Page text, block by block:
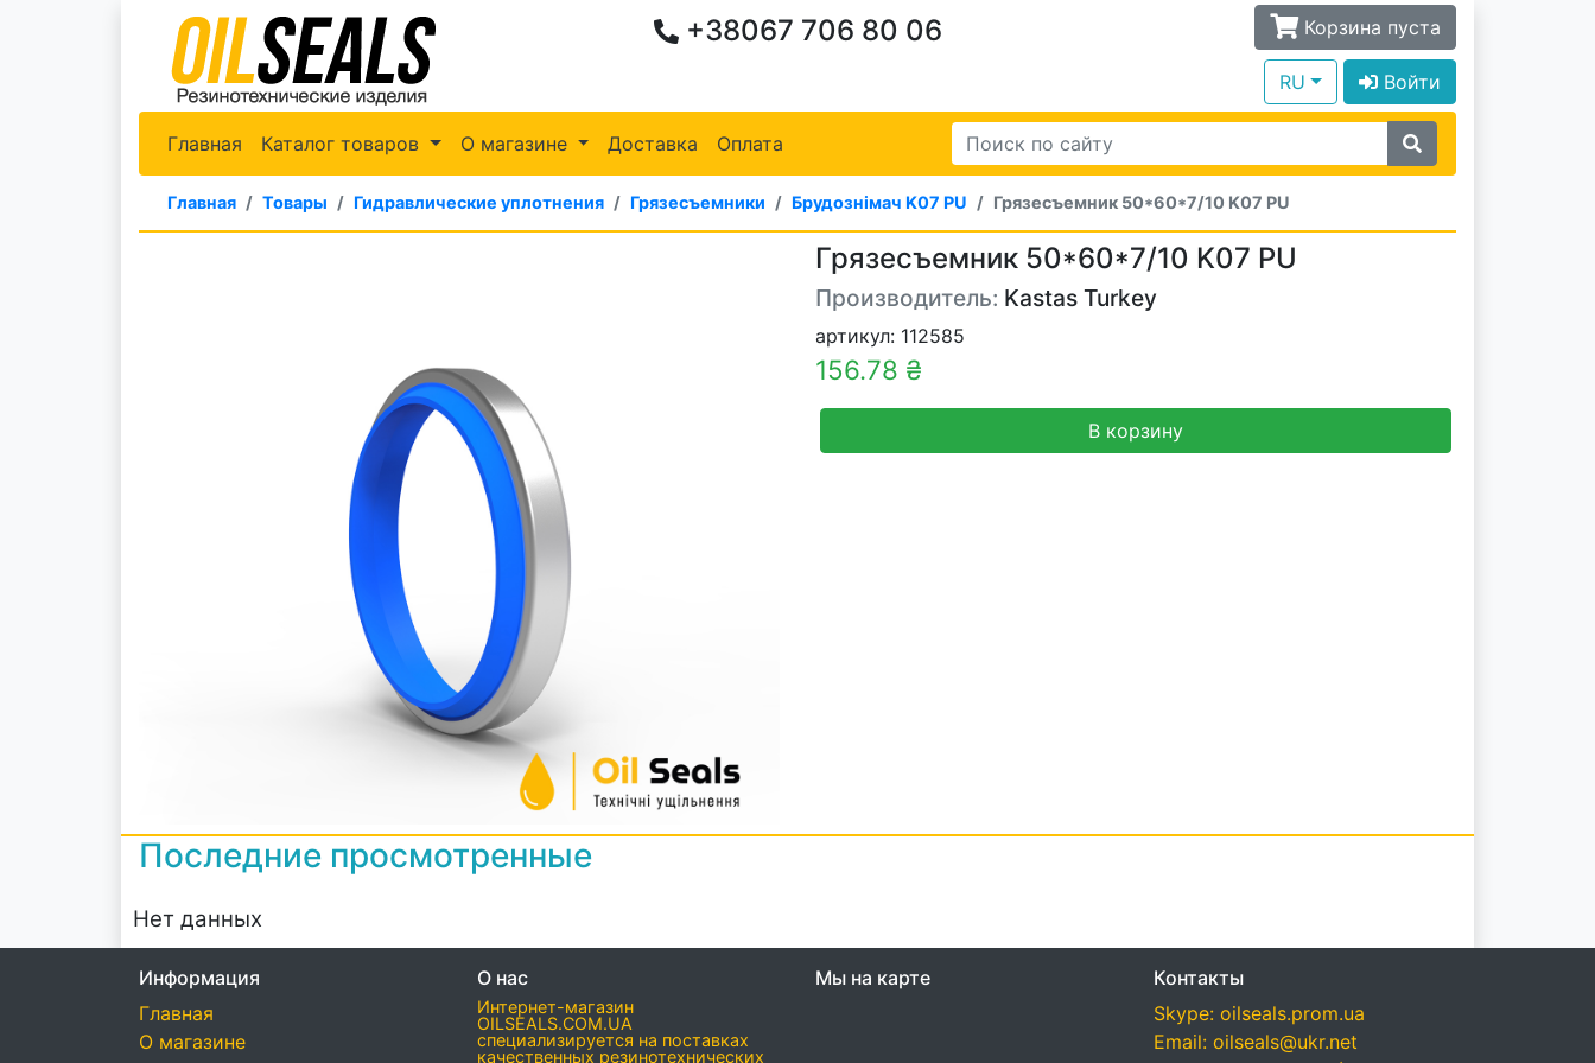
+38067 706 80 06 Корзина пуста
RU Войти
Главная Каталог товаров О магазине Доставка Оплата
Главная Товары Гидравлические уплотнения Грязесъемники Брудознімач K07 PU Грязесъемник 50*60*7/10 K07 PU
Грязесъемник 50*60*7/10 K07 PU
Производитель: Kastas Turkey
артикул: 112585
156.78 ₴
В корзину
Последние просмотренные
Нет данных
Информация
Главная
О магазине
О нас
Интернет-магазин
OILSEALS.COM.UA
специализируется на поставках
качественных резинотехнических
Мы на карте
Контакты
Skype: oilseals.prom.ua
Email: oilseals@ukr.net